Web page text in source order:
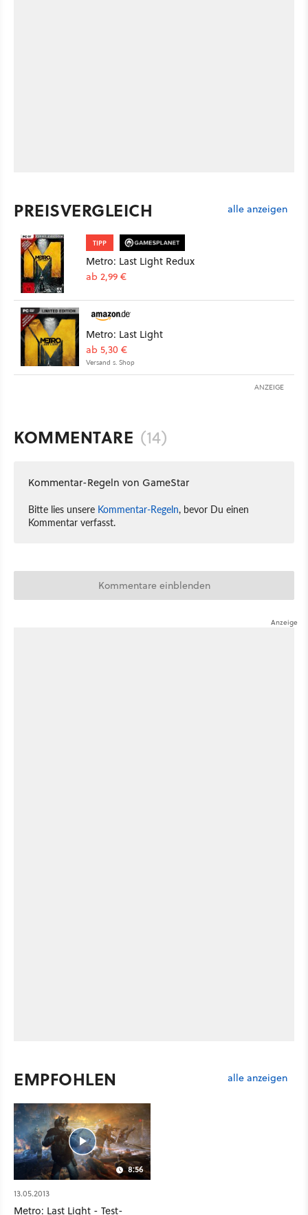
PREISVERGLEICH alle anzeigen
TIPP
Metro: Last Light Redux
ab 2,99 €
Metro: Last Light
ab 5,30 €
Versand s. Shop
ANZEIGE
KOMMENTARE (14)
Kommentar-Regeln von GameStar
Bitte lies unsere Kommentar-Regeln, bevor Du einen
Kommentar verfasst.
Kommentare einblenden
EMPFOHLEN alle anzeigen
8:56
13.05.2013
Metro: Last Light - Test-